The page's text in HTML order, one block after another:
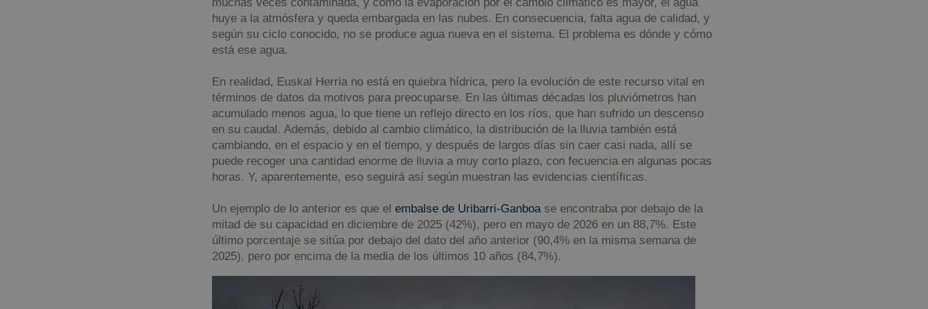
muchas veces contaminada, y como la evaporación por el cambio climático es mayor, el agua
huye a la atmósfera y queda embargada en las nubes. En consecuencia, falta agua de calidad, y
según su ciclo conocido, no se produce agua nueva en el sistema. El problema es dónde y cómo
está ese agua.
En realidad, Euskal Herria no está en quiebra hídrica, pero la evolución de este recurso vital en
términos de datos da motivos para preocuparse. En las últimas décadas los pluviómetros han
acumulado menos agua, lo que tiene un reflejo directo en los ríos, que han sufrido un descenso
en su caudal. Además, debido al cambio climático, la distribución de la lluvia también está
cambiando, en el espacio y en el tiempo, y después de largos días sin caer casi nada, allí se
puede recoger una cantidad enorme de lluvia a muy corto plazo, con fecuencia en algunas pocas
horas. Y, aparentemente, eso seguirá así según muestran las evidencias científicas.
Un ejemplo de lo anterior es que el embalse de Uribarri-Ganboase encontraba por debajo de la
mitad de su capacidad en diciembre de 2025 (42%), pero en mayo de 2026 en un 88,7%. Este
último porcentaje se sitúa por debajo del dato del año anterior (90,4% en la misma semana de
2025), pero por encima de la media de los últimos 10 años (84,7%).